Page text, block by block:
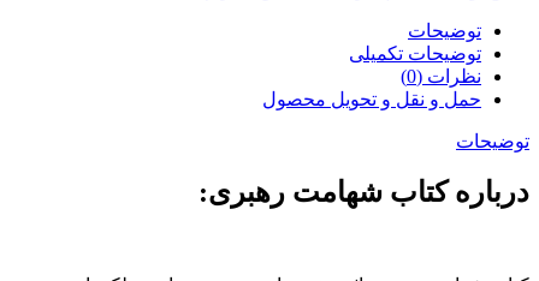
توضیحات
توضیحات تکمیلی
نظرات (0)
حمل و نقل و تحویل محصول
توضیحات
درباره کتاب شهامت رهبری: